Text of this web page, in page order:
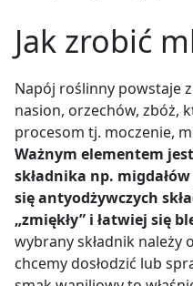
Jak zrobić
Napój roślinny powstaje
nasion, orzechów, zbóż,
procesom tj. moczenie,
Ważnym elementem
składnika np.
się antyodżywczych
„zmiękły” i łatwiej się
wybrany składnik należy
chcemy dosłodzić lub